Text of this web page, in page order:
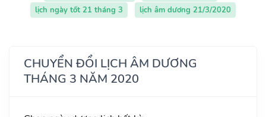
lịch ngày tốt 21 tháng 3
lịch âm dương 21/3/2020
CHUYỂN ĐỔI LỊCH ÂM DƯƠNG
THÁNG 3 NĂM 2020